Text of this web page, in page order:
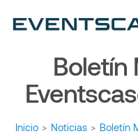
Boletín
Inicio > Noticias > Boletín